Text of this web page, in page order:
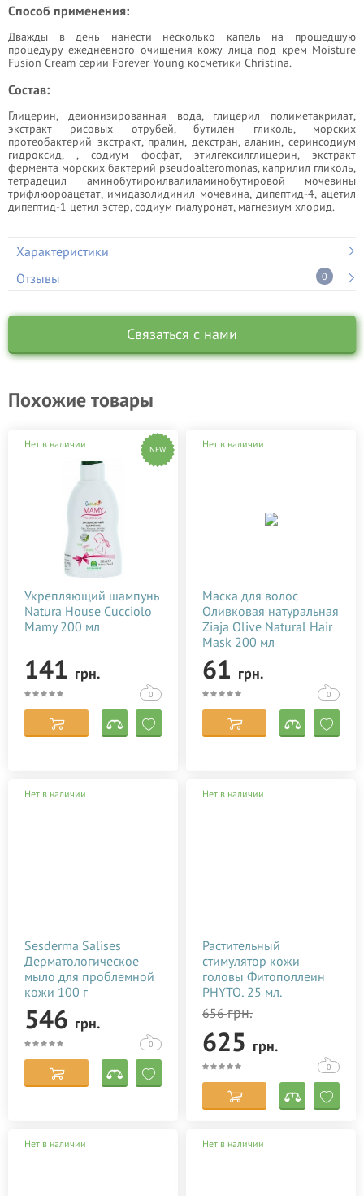
Способ применения:
Дважды в день нанести несколько капель на прошедшую
процедуру ежедневного очищения кожу лица под крем Moisture
Fusion Cream серии Forever Young косметики Christina.
Состав:
Глицерин, деионизированная вода, глицерил полиметакрилат,
экстракт рисовых отрубей, бутилен гликоль, морских
протеобактерий экстракт, пралин, декстран, аланин, серинсодиум
гидроксид, , содиум фосфат, этилгексилглицерин, экстракт
фермента морских бактерий pseudoalteromonas, каприлил гликоль,
тетрадецил аминобутироилвалиламинобутировой мочевины
трифлюороацетат, имидазолидинил мочевина, дипептид-4, ацетил
дипептид-1 цетил эстер, содиум гиалуронат, магнезиум хлорид.
Характеристики
Отзывы
0
Связаться с нами
Похожие товары
Нет в наличии NEW
Укрепляющий шампунь
Natura House Cucciolo
Mamy 200 мл
141 грн.
0
Нет в наличии
Маска для волос
Оливковая натуральная
Ziaja Olive Natural Hair
Mask 200 мл
61 грн.
0
Нет в наличии
Sesderma Salises
Дерматологическое
мыло для проблемной
кожи 100 г
546 грн.
0
Нет в наличии
Растительный
стимулятор кожи
головы Фитополлеин
PHYTO, 25 мл.
656грн.
625 грн.
0
Нет в наличии Нет в наличии